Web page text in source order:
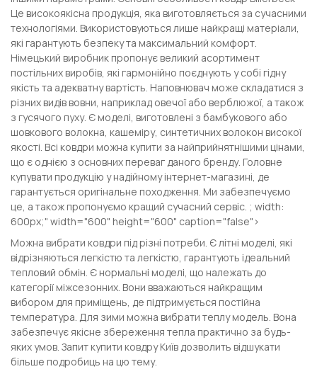
Це високоякісна продукція, яка виготовляється за сучасними
технологіями. Використовуються лише найкращі матеріали,
які гарантують безпеку та максимальний комфорт.
Німецький виробник пропонує великий асортимент
постільних виробів, які гармонійно поєднують у собі гідну
якість та адекватну вартість. Наповнювач може складатися з
різних видів вовни, наприклад овечої або верблюжої, а також
з гусячого пуху. Є моделі, виготовлені з бамбукового або
шовкового волокна, кашеміру, синтетичних волокон високої
якості. Всі ковдри можна купити за найприйнятнішими цінами,
що є однією з основних переваг даного бренду. Головне
купувати продукцію у надійному інтернет-магазині, де
гарантується оригінальне походження. Ми забезпечуємо
це, а також пропонуємо кращий сучасний сервіс. ; width:
600px;" width="600" height="600" caption="false">
Можна вибрати ковдри під різні потреби. Є літні моделі, які
відрізняються легкістю та легкістю, гарантують ідеальний
тепловий обмін. Є нормальні моделі, що належать до
категорії міжсезонних. Вони вважаються найкращим
вибором для приміщень, де підтримується постійна
температура. Для зими можна вибрати теплу модель. Вона
забезпечує якісне збереження тепла практично за будь-
яких умов. Запит купити ковдру Київ дозволить відшукати
більше подробиць на цю тему.